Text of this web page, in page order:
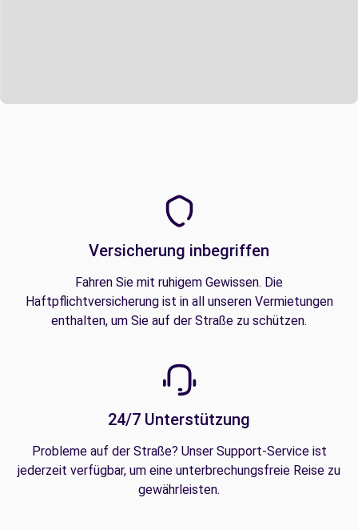
Versicherung inbegriffen
Fahren Sie mit ruhigem Gewissen. Die
Haftpflichtversicherung ist in all unseren Vermietungen
enthalten, um Sie auf der Straße zu schützen.
24/7 Unterstützung
Probleme auf der Straße? Unser Support-Service ist
jederzeit verfügbar, um eine unterbrechungsfreie Reise zu
gewährleisten.